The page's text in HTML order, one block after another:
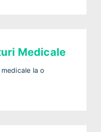
Medicale
la o